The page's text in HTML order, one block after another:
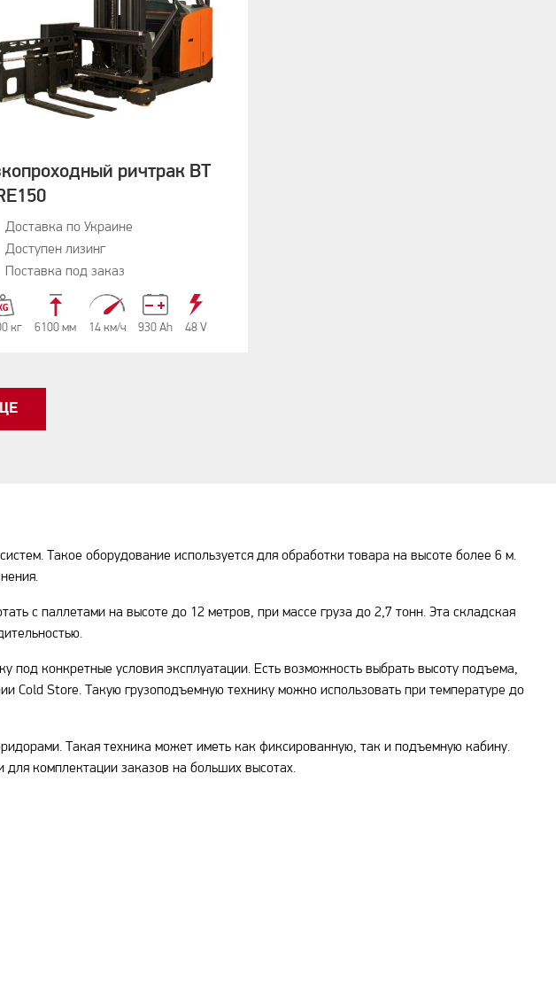
ричтрак BT
Доставка по Украине
Доступен лизинг
Поставка под заказ
кг 6100 мм 14 км/ч 930 Аh 48 V
Такое оборудование используется для обработки товара на высоте более 6 м.
с паллетами на высоте до 12 метров, при массе груза до 2,7 тонн. Эта складская
конкретные условия эксплуатации. Есть возможность выбрать высоту подъема,
Cold Store. Такую грузоподъемную технику можно использовать при температуре до
Такая техника может иметь как фиксированную, так и подъемную кабину.
комплектации заказов на больших высотах.